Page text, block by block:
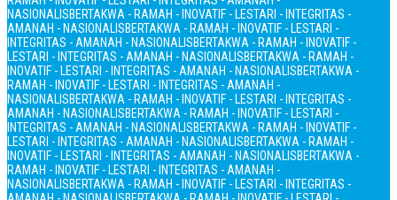
NASIONALISBERTAKWA - RAMAH - INOVATIF - LESTARI - INTEGRITAS -
AMANAH - NASIONALISBERTAKWA - RAMAH - INOVATIF - LESTARI -
INTEGRITAS - AMANAH - NASIONALISBERTAKWA - RAMAH - INOVATIF -
LESTARI - INTEGRITAS - AMANAH - NASIONALISBERTAKWA - RAMAH -
INOVATIF - LESTARI - INTEGRITAS - AMANAH - NASIONALISBERTAKWA -
RAMAH - INOVATIF - LESTARI - INTEGRITAS - AMANAH -
NASIONALISBERTAKWA - RAMAH - INOVATIF - LESTARI - INTEGRITAS -
AMANAH - NASIONALISBERTAKWA - RAMAH - INOVATIF - LESTARI -
INTEGRITAS - AMANAH - NASIONALISBERTAKWA - RAMAH - INOVATIF -
LESTARI - INTEGRITAS - AMANAH - NASIONALISBERTAKWA - RAMAH -
INOVATIF - LESTARI - INTEGRITAS - AMANAH - NASIONALISBERTAKWA -
RAMAH - INOVATIF - LESTARI - INTEGRITAS - AMANAH -
NASIONALISBERTAKWA - RAMAH - INOVATIF - LESTARI - INTEGRITAS -